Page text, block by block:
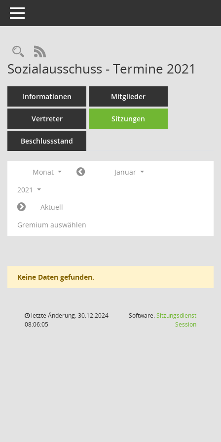
Toggle navigation
Rechercheauswahl
RSS-Feed
Sozialausschuss - Termine 2021
Informationen Mitglieder
Vertreter Sitzungen
Beschlussstand
Monat
Januar
2021
Aktuell
Gremium auswählen
Keine Daten gefunden.
letzte Änderung: 30.12.2024
08:06:05
Software:Sitzungsdienst
Session(Wird in